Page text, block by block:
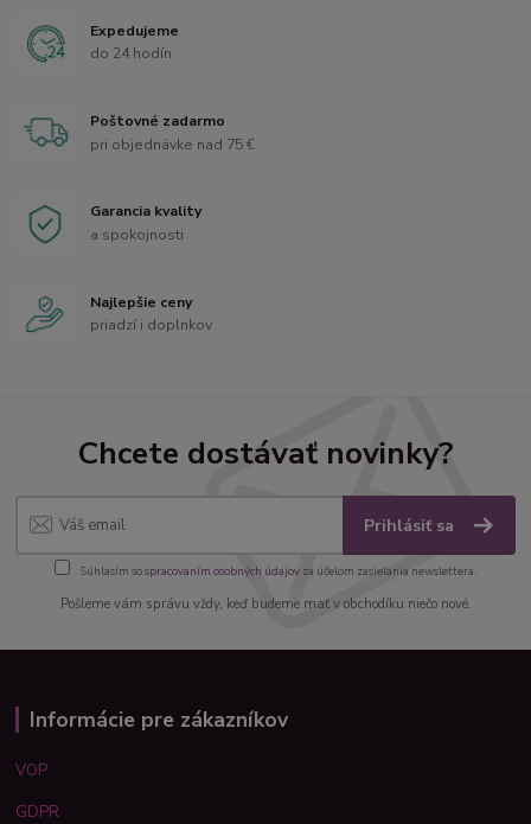
Expedujeme
do 24 hodín
Poštovné zadarmo
pri objednávke nad 75 €
Garancia kvality
a spokojnosti
Najlepšie ceny
priadzí i doplnkov
Chcete dostávať novinky?
Prihlásiť sa
Súhlasím sospracovaním osobných údajov za účelom zasielania newslettera.
Pošleme vám správu vždy, keď budeme mať v obchodíku niečo nové.
Informácie pre zákazníkov
VOP
GDPR